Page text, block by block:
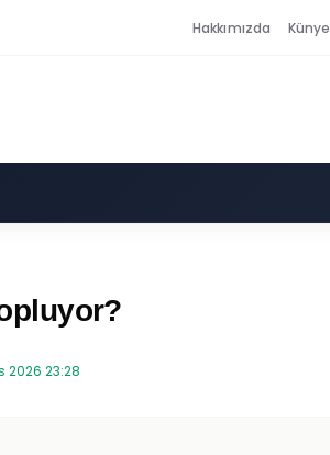
Hakkımızda Künye
2026 23:28